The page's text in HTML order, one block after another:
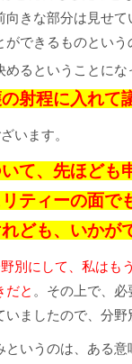
きな部分は見せ
ができるものとい
るということにな
射程に入れて
います。
て、先ほども
ティーの面で
ども、いかが
別にして、私はも
だと 。その上で、
ましたので、分
というのは、ある